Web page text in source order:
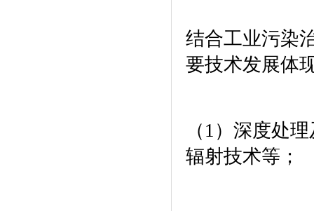
结合工业污染
要技术发展体
（ 1 ）深度处
辐射技术等；